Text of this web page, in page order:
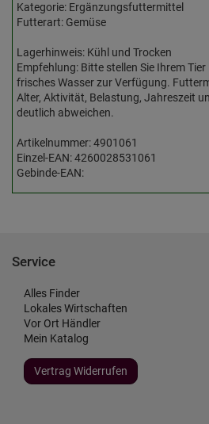
Kategorie: Ergänzungsfuttermittel
Futterart: Gemüse
Lagerhinweis: Kühl und Trocken
Empfehlung: Bitte stellen Sie Ihrem
frisches Wasser zur Verfügung.
Alter, Aktivität, Belastung, Jahreszeit
deutlich abweichen.
Artikelnummer: 4901061
Einzel-EAN: 4260028531061
Gebinde-EAN:
Service
Alles Finder
Lokales Wirtschaften
Vor Ort Händler
Mein Katalog
Vertrag Widerrufen